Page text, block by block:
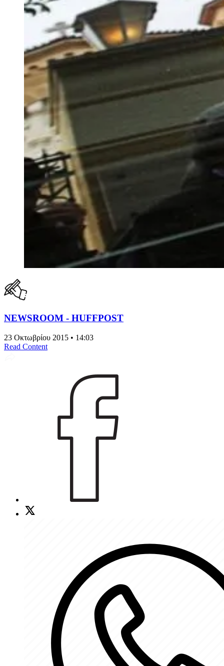
NEWSROOM - HUFFPOST
23 Οκτωβρίου 2015 • 14:03
Read Content